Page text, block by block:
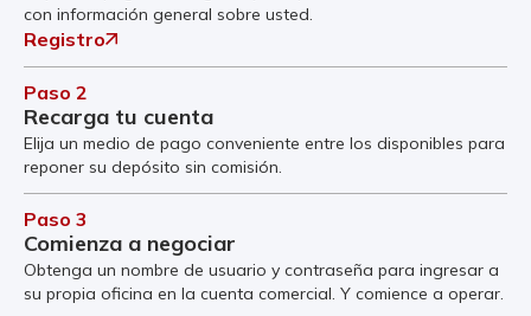
con información general sobre usted.
Registro
Paso 2
Recarga tu cuenta
Elija un medio de pago conveniente entre los disponibles para
reponer su depósito sin comisión.
Paso 3
Comienza a negociar
Obtenga un nombre de usuario y contraseña para ingresar a
su propia oficina en la cuenta comercial. Y comience a operar.